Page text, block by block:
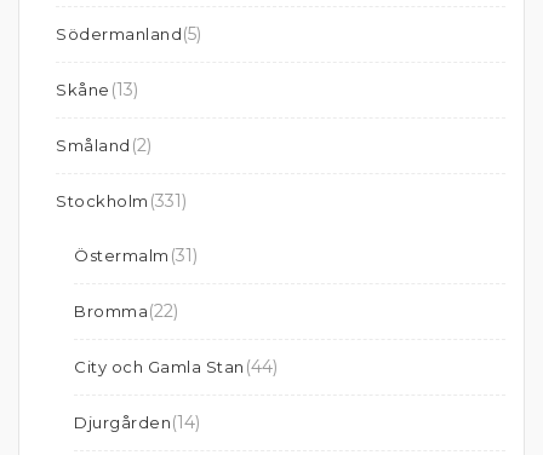
Södermanland(5)
Skåne (13)
Småland (2)
Stockholm (331)
Östermalm (31)
Bromma(22)
City och Gamla Stan (44)
Djurgården(14)